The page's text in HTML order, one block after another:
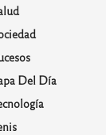
Del Día